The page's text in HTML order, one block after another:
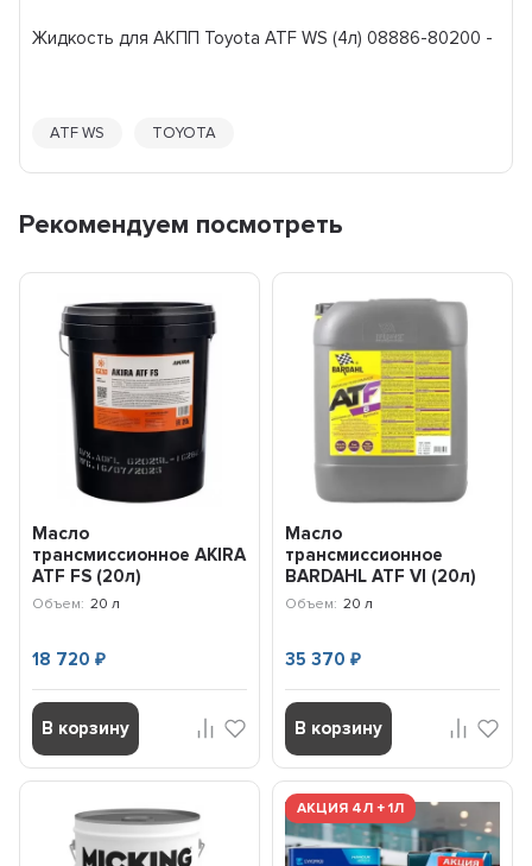
Жидкость для АКПП Toyota ATF WS (4л) 08886-80200 -
ATF WS TOYOTA
Рекомендуем посмотреть
Масло
трансмиссионное AKIRA
ATF FS (20л)
A00033245-020
Объем: 20 л
18 720₽
В корзину
Масло
трансмиссионное
BARDAHL ATF VI (20л)
36598
Объем: 20 л
35 370 ₽
В корзину
АКЦИЯ 4Л + 1Л